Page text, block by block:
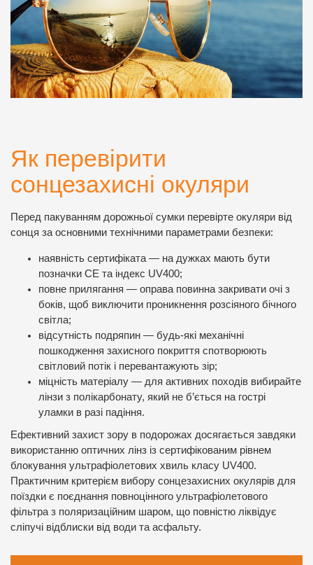
Як перевірити
сонцезахисні окуляри
Перед пакуванням дорожньої сумки перевірте окуляри від
сонця за основними технічними параметрами безпеки:
наявність сертифіката — на дужках мають бути
позначки СЕ та індекс UV400;
повне прилягання — оправа повинна закривати очі з
боків, щоб виключити проникнення розсіяного бічного
світла;
відсутність подряпин — будь-які механічні
пошкодження захисного покриття спотворюють
світловий потік і перевантажують зір;
міцність матеріалу — для активних походів вибирайте
лінзи з полікарбонату, який не б’ється на гострі
уламки в разі падіння.
Ефективний захист зору в подорожах досягається завдяки
використанню оптичних лінз із сертифікованим рівнем
блокування ультрафіолетових хвиль класу UV400.
Практичним критерієм вибору сонцезахисних окулярів для
поїздки є поєднання повноцінного ультрафіолетового
фільтра з поляризаційним шаром, що повністю ліквідує
сліпучі відблиски від води та асфальту.